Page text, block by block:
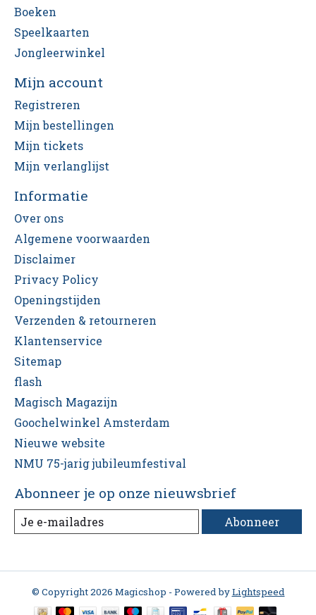
Boeken
Speelkaarten
Jongleerwinkel
Mijn account
Registreren
Mijn bestellingen
Mijn tickets
Mijn verlanglijst
Informatie
Over ons
Algemene voorwaarden
Disclaimer
Privacy Policy
Openingstijden
Verzenden & retourneren
Klantenservice
Sitemap
flash
Magisch Magazijn
Goochelwinkel Amsterdam
Nieuwe website
NMU 75-jarig jubileumfestival
Abonneer je op onze nieuwsbrief
Abonneer
© Copyright 2026 Magicshop - Powered byLightspeed